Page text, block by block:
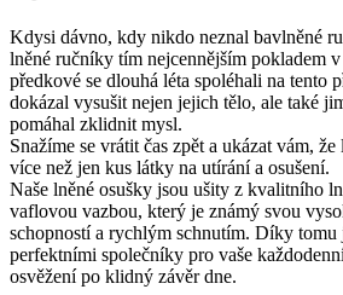
Kdysi dávno, kdy nikdo neznal bavlněné
lněné ručníky tím nejcennějším pokladem
předkové se dlouhá léta spoléhali na tento
dokázal vysušit nejen jejich tělo, ale také
pomáhal zklidnit mysl.
Snažíme se vrátit čas zpět a ukázat vám,
více než jen kus látky na utírání a osušení.
Naše lněné osušky jsou ušity z kvalitního
vaflovou vazbou, který je známý svou
schopností a rychlým schnutím. Díky tomu
perfektními společníky pro vaše
osvěžení po klidný závěr dne.